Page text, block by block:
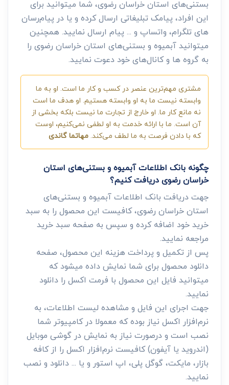
بستنی‌های استان خراسان رضوی، شما میتوانید برای
این افراد، پیامک تبلیغاتی ارسال کرده و یا در پیام‌رسان
های تلگرام، واتساپ و ... پیام ارسال نمایید. همچنین
میتوانید آبمیوه و بستنی‌های استان خراسان رضوی را
به گروه ها و کانال‌های خود دعوت نمایید.
مشتری مهم‌ترین عنصر در کسب و کار ما است. او به ما
وابسته نیست ما به او وابسته هستیم. او هدف ما است
نه مانع کار ما. او خارج از تجارت ما نیست بلکه بخشی از
آن است. ما با ارائه خدمت به او لطفی نمی‌کنیم، اوست
که با دادن فرصت به ما لطف می‌کند. مهاتما گاندی
چگونه بانک اطلاعات آبمیوه و بستنی‌های استان
خراسان رضوی دریافت کنیم؟
جهت دریافت بانک اطلاعات آبمیوه و بستنی‌های
استان خراسان رضوی، کافیست این محصول را به سبد
خرید خود اضافه کرده و سپس به صفحه سبد خرید
مراجعه نمایید.
پس از تکمیل و پرداخت هزینه این محصول، صفحه
دانلود محصول برای شما نمایش داده میشود که
میتوانید فایل این محصول با فرمت اکسل را دانلود
نمایید.
جهت اجرای این فایل و مشاهده لیست اطلاعات، به
نرم‌افزار اکسل نیاز بوده که معمولا در کامپیوتر شما
نصب است و درصورت نیاز به نمایش در گوشی موبایل
(اندروید یا آیفون) کافیست نرم‌افزار اکسل را از کافه
بازار، مایکت، گوگل پلی، اپ استور و یا ... دانلود و نصب
نمایید.